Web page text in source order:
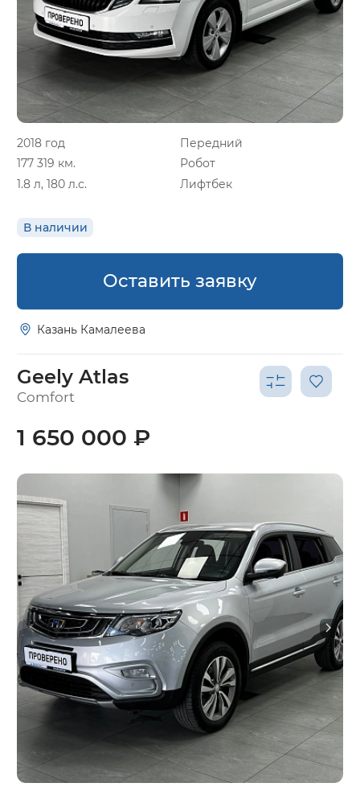
2018 год
Передний
177 319 км.
Робот
1.8 л, 180 л.с.
Лифтбек
В наличии
Оставить заявку
Казань Камалеева
Geely Atlas
Comfort
1 650 000 ₽